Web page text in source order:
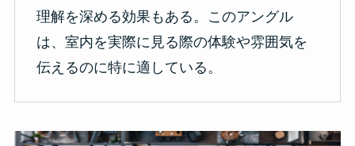
理解を深める効果もある。このアングル
は、室内を実際に見る際の体験や雰囲気を
伝えるのに特に適している。